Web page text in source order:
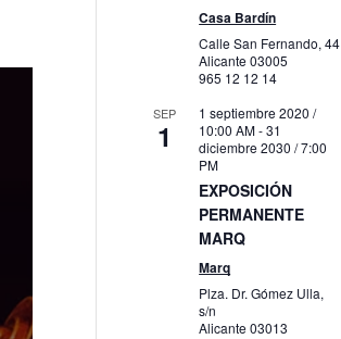
Casa Bardín
Calle San Fernando, 44
Alicante03005
965 12 12 14
SEP
1
1 septiembre 2020 /
10:00 AM-31
diciembre 2030 / 7:00
PM
EXPOSICIÓN
PERMANENTE
MARQ
Marq
Plza. Dr. Gómez Ulla,
s/n
Alicante03013